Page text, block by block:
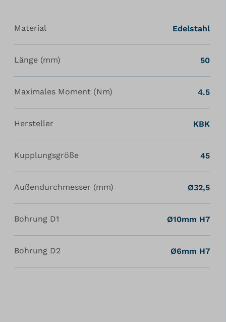
Material Edelstahl
Länge (mm) 50
Maximales Moment (Nm) 4.5
Hersteller KBK
Kupplungsgröße 45
Außendurchmesser (mm) Ø32,5
Bohrung D1 Ø10mm H7
Bohrung D2 Ø6mm H7